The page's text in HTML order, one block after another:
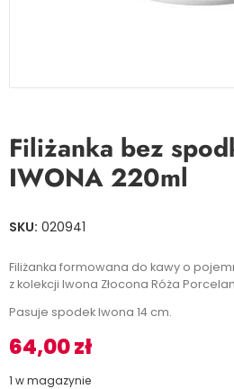
Filiżanka bez
IWONA 220ml
SKU: 020941
Filiżanka formowana do kawy o
z kolekcji Iwona Złocona Róża
Pasuje spodek Iwona 14 cm.
64,00zł
1 w magazynie